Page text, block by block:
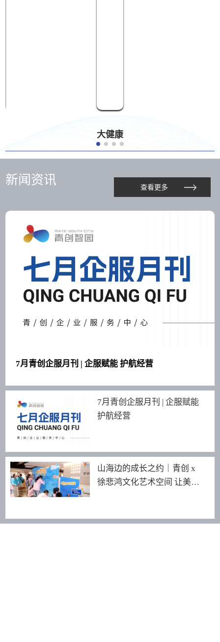
大健康
新闻资讯 查看更多
7月青创企服月刊 | 企服赋能 护航经营
7月青创企服月刊 | 企服赋能
护航经营
山海边的成长之约｜青创 x
徐悲鸿文化艺术空间 让美育